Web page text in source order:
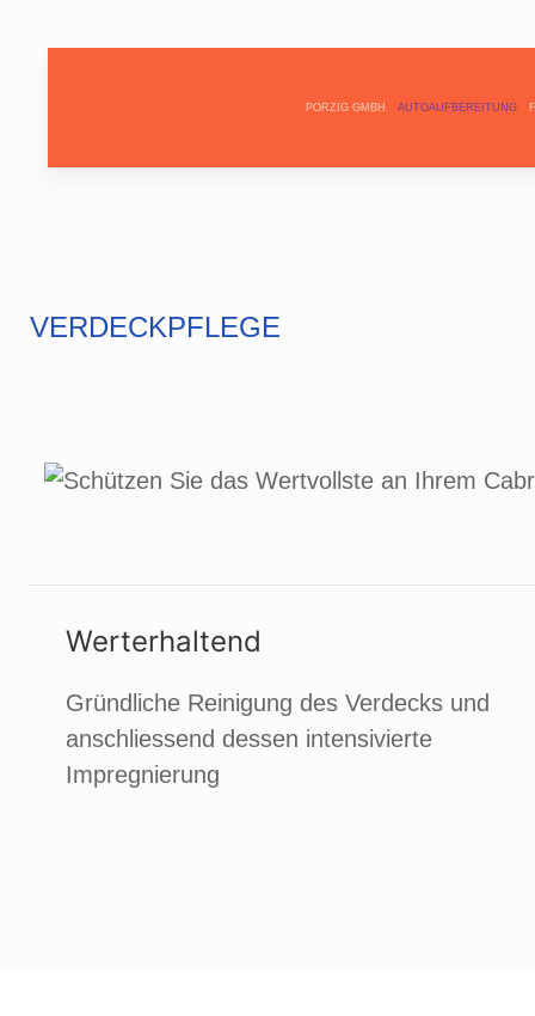
PORZIG GMBH AUTOAUFBEREITUNG
VERDECKPFLEGE
Werterhaltend
Gründliche Reinigung des Verdecks und
anschliessend dessen intensivierte
Impregnierung